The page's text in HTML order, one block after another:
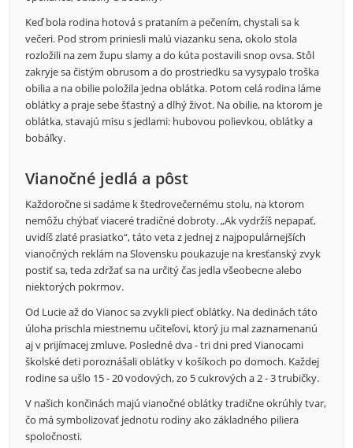
Keď bola rodina hotová s prataním a pečením, chystali sa k
večeri. Pod strom priniesli malú viazanku sena, okolo stola
rozložili na zem župu slamy a do kúta postavili snop ovsa. Stôl
zakryje sa čistým obrusom a do prostriedku sa vysypalo troška
obilia a na obilie položila jedna oblátka. Potom celá rodina láme
oblátky a praje sebe šťastný a dlhý život. Na obilie, na ktorom je
oblátka, stavajú misu s jedlami: hubovou polievkou, oblátky a
bobáľky.
Vianočné jedlá a pôst
Každoročne si sadáme k štedrovečernému stolu, na ktorom
nemôžu chýbať viaceré tradičné dobroty. „Ak vydržíš nepapať,
uvidíš zlaté prasiatko“, táto veta z jednej z najpopulárnejších
vianočných reklám na Slovensku poukazuje na kresťanský zvyk
postiť sa, teda zdržať sa na určitý čas jedla všeobecne alebo
niektorých pokrmov.
Od Lucie až do Vianoc sa zvykli piecť oblátky. Na dedinách táto
úloha prischla miestnemu učiteľovi, ktorý ju mal zaznamenanú
aj v prijímacej zmluve. Posledné dva - tri dni pred Vianocami
školské deti poroznášali oblátky v košíkoch po domoch. Každej
rodine sa ušlo 15 - 20 vodových, zo 5 cukrových a 2 - 3 trubičky.
V našich končinách majú vianočné oblátky tradične okrúhly tvar,
čo má symbolizovať jednotu rodiny ako základného piliera
spoločnosti.